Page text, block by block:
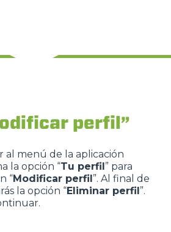
perfil”
al menú de la aplicación
la opción “Tu perfil” para
“Modificar perfil”. Al final de
la opción “Eliminar perfil”.